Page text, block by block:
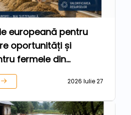
europeană pentru
oportunități și
fermele din
2026 Iulie 27